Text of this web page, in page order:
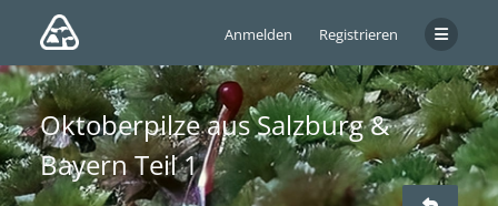
Anmelden Registrieren
Oktoberpilze aus Salzburg &
Bayern Teil 1